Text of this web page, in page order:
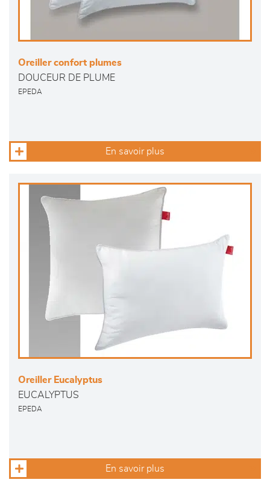
Oreiller confort plumes
DOUCEUR DE PLUME
EPEDA
En savoir plus
Oreiller Eucalyptus
EUCALYPTUS
EPEDA
En savoir plus